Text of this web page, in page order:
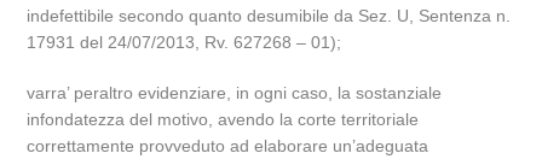
indefettibile secondo quanto desumibile da Sez. U, Sentenza n.
17931 del 24/07/2013, Rv. 627268 – 01);
varra’ peraltro evidenziare, in ogni caso, la sostanziale
infondatezza del motivo, avendo la corte territoriale
correttamente provveduto ad elaborare un’adeguata